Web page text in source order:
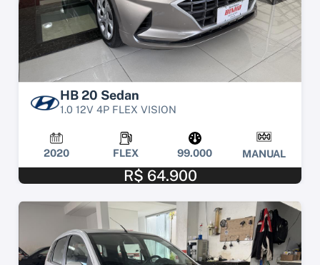
HB 20 Sedan
1.0 12V 4P FLEX VISION
2020 FLEX 99.000 MANUAL
R$ 64.900